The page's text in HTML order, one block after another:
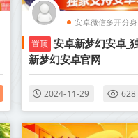
安卓微信多开分身
置顶 安卓新梦幻安卓_
新梦幻安卓官网
2024-11-29 628